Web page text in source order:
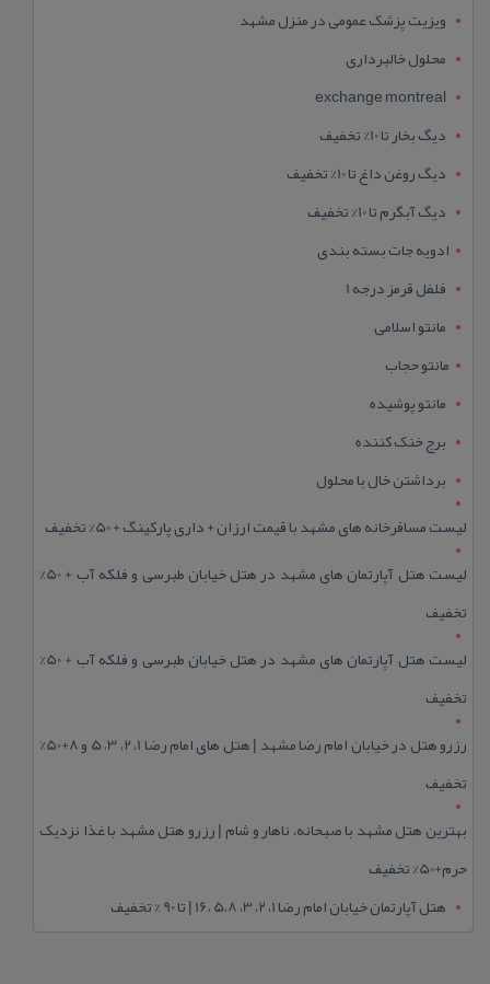
ویزیت پزشک عمومی در منزل مشهد
محلول خالبرداری
exchange montreal
دیگ بخار تا 10% تخفیف
دیگ روغن داغ تا 10% تخفیف
دیگ آبگرم تا 10% تخفیف
ادویه جات بسته بندی
فلفل قرمز درجه 1
مانتو اسلامی
مانتو حجاب
مانتو پوشیده
برج خنک کننده
برداشتن خال با محلول
لیست مسافرخانه های مشهد با قیمت ارزان + داری پارکینگ + 50% تخفیف
لیست هتل آپارتمان های مشهد در هتل خیابان طبرسی و فلکه آب + 50%
تخفیف
لیست هتل آپارتمان های مشهد در هتل خیابان طبرسی و فلکه آب + 50%
تخفیف
رزرو هتل در خیابان امام رضا مشهد | هتل‌ های امام رضا 1، 2، 3، 5 و 8+50%
تخفیف
بهترین هتل مشهد با صبحانه، ناهار و شام | رزرو هتل مشهد با غذا نزدیک
حرم+50% تخفیف
هتل آپارتمان خیابان امام رضا 1، 2، 3، 5،8 ،16 | تا 90 % تخفیف